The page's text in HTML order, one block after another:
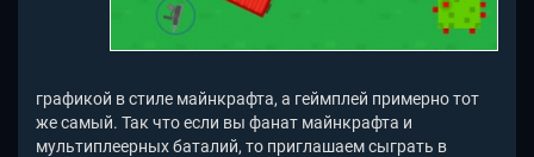
графикой в стиле майнкрафта, а геймплей примерно тот
же самый. Так что если вы фанат майнкрафта и
мультиплеерных баталий, то приглашаем сыграть в